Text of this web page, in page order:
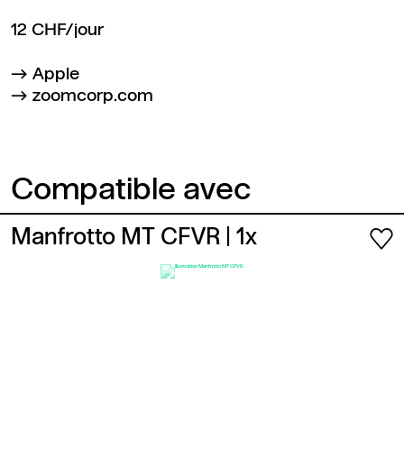
12 CHF/jour
Apple
zoomcorp.com
Compatible avec
Manfrotto MT CFVR | 1x